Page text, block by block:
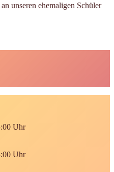
unseren ehemaligen Schüler
Uhr
Uhr